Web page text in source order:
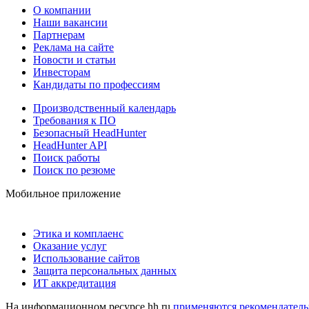
О компании
Наши вакансии
Партнерам
Реклама на сайте
Новости и статьи
Инвесторам
Кандидаты по профессиям
Производственный календарь
Требования к ПО
Безопасный HeadHunter
HeadHunter API
Поиск работы
Поиск по резюме
Мобильное приложение
Этика и комплаенс
Оказание услуг
Использование сайтов
Защита персональных данных
ИТ аккредитация